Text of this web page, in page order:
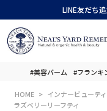
LINE友だち
#美容バーム #フランキ
HOME インナービューテ
ラズベリーリーフティ